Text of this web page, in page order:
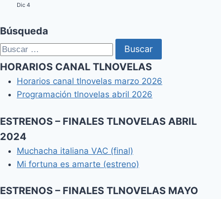
Dic 4
Búsqueda
Buscar:
HORARIOS CANAL TLNOVELAS
Horarios canal tlnovelas marzo 2026
Programación tlnovelas abril 2026
ESTRENOS – FINALES TLNOVELAS ABRIL
2024
Muchacha italiana VAC (final)
Mi fortuna es amarte (estreno)
ESTRENOS – FINALES TLNOVELAS MAYO